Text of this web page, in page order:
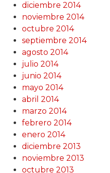
diciembre 2014
noviembre 2014
octubre 2014
septiembre 2014
agosto 2014
julio 2014
junio 2014
mayo 2014
abril 2014
marzo 2014
febrero 2014
enero 2014
diciembre 2013
noviembre 2013
octubre 2013